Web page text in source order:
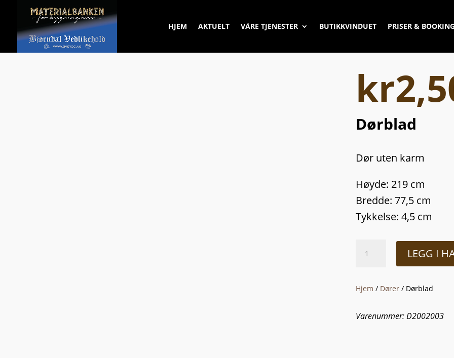
HJEM AKTUELT VÅRE TJENESTER BUTIKKVINDUET PRISER & BOOKING
kr
Dørblad
Dør uten karm
Høyde: 219 cm
Bredde: 77,5 cm
Tykkelse: 4,5 cm
antall
LEGG I
Hjem / Dører/ Dørblad
Varenummer: D2002003